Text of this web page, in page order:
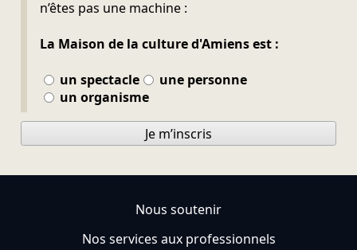
n’êtes pas une machine :
La Maison de la culture d'Amiens est :
un spectacle
une personne
un organisme
Je m’inscris
Nous soutenir
Nos services aux professionnels